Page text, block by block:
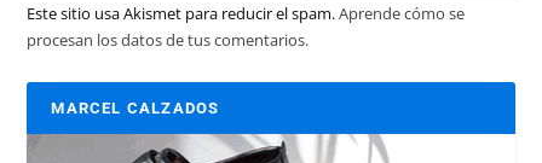
Este sitio usa Akismet para reducir el spam.Aprende cómo se
procesan los datos de tus comentarios.
MARCEL CALZADOS